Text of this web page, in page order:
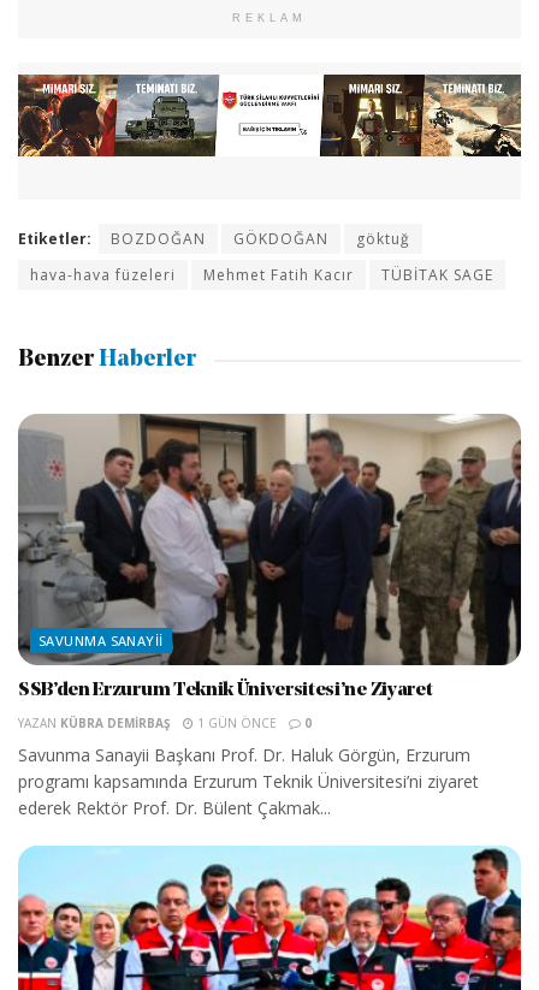
REKLAM
Etiketler: BOZDOĞAN GÖKDOĞAN
göktuğ
hava-hava füzeleri
Mehmet Fatih Kacır TÜBİTAK SAGE
Benzer Haberler
SAVUNMA SANAYII
SSB’den Erzurum Teknik Üniversitesi’ne Ziyaret
YAZAN KÜBRA DEMIRBAŞ 1 GÜN ÖNCE 0
Savunma Sanayii Başkanı Prof. Dr. Haluk Görgün, Erzurum
programı kapsamında Erzurum Teknik Üniversitesi’ni ziyaret
ederek Rektör Prof. Dr. Bülent Çakmak...